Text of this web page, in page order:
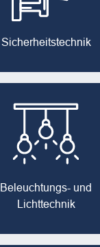
Sicherheits­technik
Beleuchtungs- und
Lichttechnik